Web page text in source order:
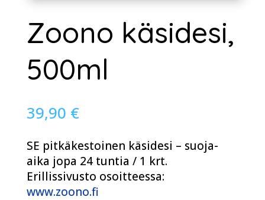
Zoono käsidesi,
500ml
39,90 €
SE pitkäkestoinen käsidesi – suoja-
aika jopa 24 tuntia / 1 krt.
Erillissivusto osoitteessa:
www.zoono.fi